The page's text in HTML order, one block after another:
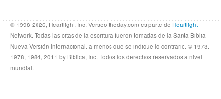
© 1998-2026, Heartlight, Inc. Verseoftheday.com es parte de Heartlight
Network. Todas las citas de la escritura fueron tomadas de la Santa Biblia
Nueva Versión Internacional, a menos que se indique lo contrario. © 1973,
1978, 1984, 2011 by Biblica, Inc. Todos los derechos reservados a nivel
mundial.